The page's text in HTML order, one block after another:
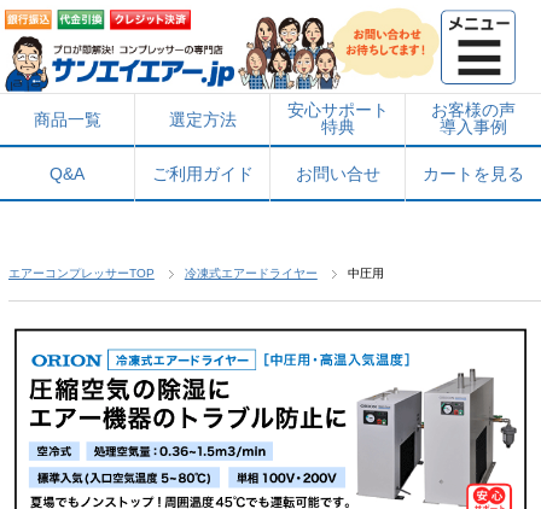
商品一覧 選定方法
安心サポート
特典
お客様の声
導入事例
Q&A ご利用ガイド お問い合せ カートを見る
エアーコンプレッサーTOP 冷凍式エアードライヤー 中圧用